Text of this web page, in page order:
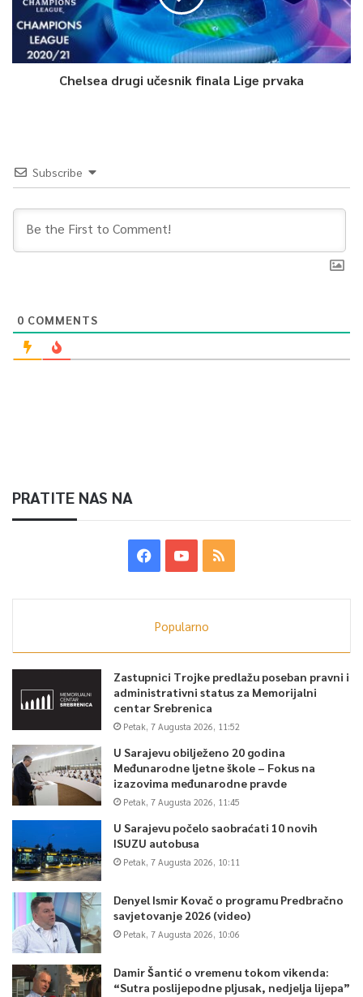
Elvirova smrt na liniji, gdje je bio komandant brigade, bacit će
mračnu sjenu na tu prividnu normalnost. Nakon što pronalazi
ljubavnu poruku koju je on napisao, na kutiji cigareta, njen
Ipak prate je sumnje i vraća se u Sarajevo. Mora otkriti istinu
kako bi pronašla smisao svog života.
Autori filma „Te mračne noći“ su François Lunel & Neven
François Lunel je scenarista, redatelj i romanopisac. Rođen je u
Parizu, a živi na relaciji između Sarajeva-BiH i Francuske. 1992,
Article Rating
Chelsea drugi učesnik finala Lige prvaka
Subscribe
0 COMMENTS
PRATITE NAS NA
Popularno
Zastupnici Trojke predlažu poseban pravni i
administrativni status za Memorijalni
centar Srebrenica
Petak, 7 Augusta 2026, 11:52
U Sarajevu obilježeno 20 godina
Međunarodne ljetne škole – Fokus na
izazovima međunarodne pravde
Petak, 7 Augusta 2026, 11:45
U Sarajevu počelo saobraćati 10 novih
ISUZU autobusa
Petak, 7 Augusta 2026, 10:11
Denyel Ismir Kovač o programu Predbračno
savjetovanje 2026 (video)
Petak, 7 Augusta 2026, 10:06
Damir Šantić o vremenu tokom vikenda:
“Sutra poslijepodne pljusak, nedjelja lijepa”